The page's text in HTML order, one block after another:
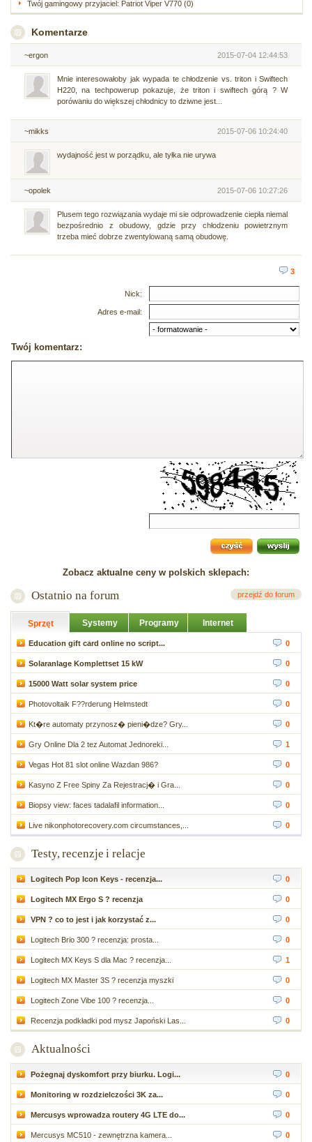
Twój gamingowy przyjaciel: Patriot Viper V770 (0)
Komentarze
~ergon 2015-07-04 12:44:53
Mnie interesowałoby jak wypada te chłodzenie vs. triton i Swiftech
H220, na techpowerup pokazuje, że triton i swiftech górą ? W
porówaniu do większej chłodnicy to dziwne jest...
~mikks 2015-07-06 10:24:40
wydajność jest w porządku, ale tyłka nie urywa
~opolek 2015-07-06 10:27:26
Plusem tego rozwiązania wydaje mi sie odprowadzenie ciepła niemal
bezpośrednio z obudowy, gdzie przy chłodzeniu powietrznym
trzeba mieć dobrze zwentylowaną samą obudowę.
3
Nick:
Adres e-mail:
Twój komentarz:
Zobacz aktualne ceny w polskich sklepach:
Ostatnio na forum przejdź do forum
Sprzęt Systemy Programy Internet
Education gift card online no script... 0
Solaranlage Komplettset 15 kW 0
15000 Watt solar system price 0
Photovoltaik F??rderung Helmstedt 0
Kt�re automaty przynosz� pieni�dze? Gry... 0
Gry Online Dla 2 tez Automat Jednoreki... 1
Vegas Hot 81 slot online Wazdan 986? 0
Kasyno Z Free Spiny Za Rejestracj� i Gra... 0
Biopsy view: faces tadalafil information... 0
Live nikonphotorecovery.com circumstances,... 0
Testy, recenzje i relacje
Logitech Pop Icon Keys - recenzja... 0
Logitech MX Ergo S ? recenzja 0
VPN ? co to jest i jak korzystać z... 0
Logitech Brio 300 ? recenzja: prosta... 0
Logitech MX Keys S dla Mac ? recenzja... 1
Logitech MX Master 3S ? recenzja myszki 0
Logitech Zone Vibe 100 ? recenzja... 0
Recenzja podkładki pod mysz Japoński Las... 0
Aktualności
Pożegnaj dyskomfort przy biurku. Logi... 0
Monitoring w rozdzielczości 3K za... 0
Mercusys wprowadza routery 4G LTE do... 0
Mercusys MC510 - zewnętrzna kamera... 0